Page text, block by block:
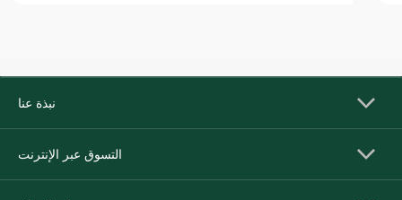
نبذة عنا
التسوق عبر الإنترنت